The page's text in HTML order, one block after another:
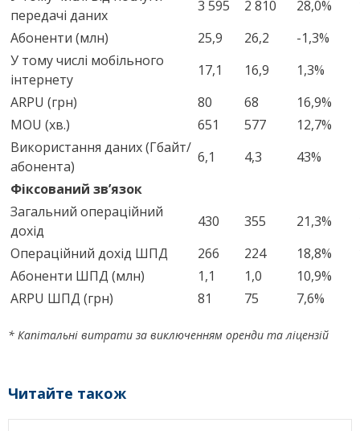
передачі даних
3 595 2 810 28,0%
Абоненти (млн)
25,9 26,2
-1,3%
У тому числі мобільного
інтернету
17,1 16,9
1,3%
ARPU (грн)
80 68
16,9%
MOU (хв.)
651 577
12,7%
Використання даних (Гбайт/
абонента)
6,1 4,3
43%
Фіксований зв’язок
Загальний операційний
дохід
430 355 21,3%
Операційний дохід ШПД
266 224 18,8%
Абоненти ШПД (млн)
1,1 1,0
10,9%
ARPU ШПД (грн)
81 75 7,6%
* Капітальні витрати за виключенням оренди та ліцензій
Читайте також